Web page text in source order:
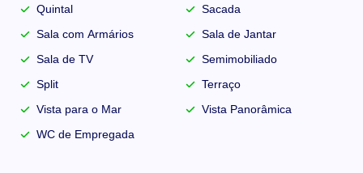
Quintal
Sacada
Sala com Armários
Sala de Jantar
Sala de TV
Semimobiliado
Split
Terraço
Vista para o Mar
Vista Panorâmica
WC de Empregada